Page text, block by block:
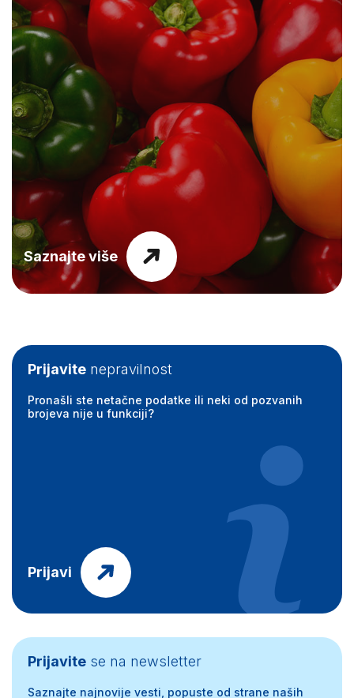
Saznajte više
Prijavite nepravilnost
Pronašli ste netačne podatke ili neki od pozvanih
brojeva nije u funkciji?
Prijavi
Prijavite se na newsletter
Saznajte najnovije vesti, popuste od strane naših